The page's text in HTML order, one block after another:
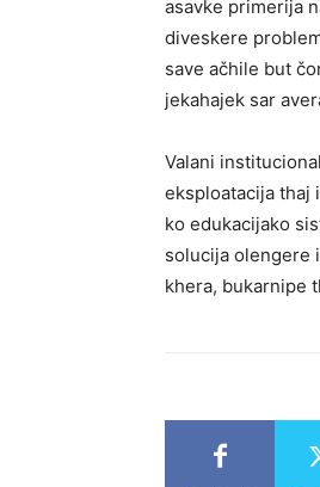
asavke primerija
diveskere
save ačhile but
jekahajek sar
Valani
eksploatacija
ko edukacijako
solucija olengere
khera, bukarnipe